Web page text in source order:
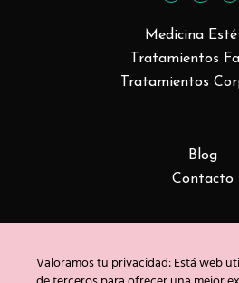
Medicina
Tratamientos
Tratamientos
Blog
Contacto
Política de privacidad/
Valoramos tu privacidad: Está web